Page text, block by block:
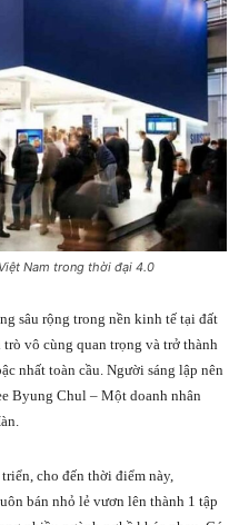
Nam trong thời đại 4.0
sâu rộng trong nền kinh tế tại đất
vô cùng quan trọng và trở thành
nhất toàn cầu. Người sáng lập nên
Byung Chul – Một doanh nhân
cho đến thời điểm này,
bán nhỏ lẻ vươn lên thành 1 tập